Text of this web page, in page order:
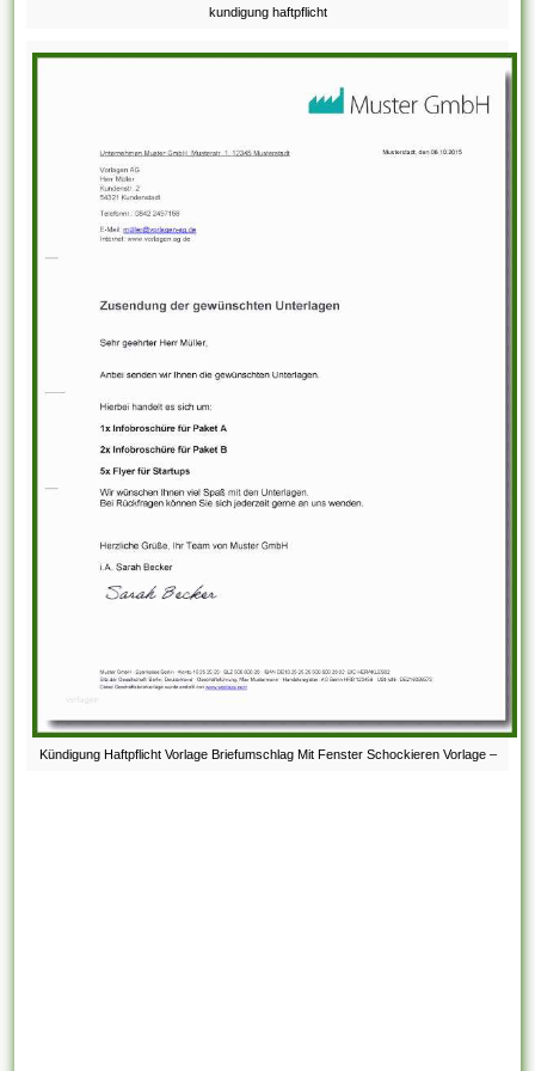
kundigung haftpflicht
Kündigung Haftpflicht Vorlage Briefumschlag Mit Fenster Schockieren Vorlage –